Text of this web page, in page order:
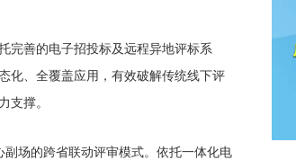
完善的电子招投标及远程异地评标系
化、全覆盖应用，有效破解传统线下评
支撑。
场的跨省联动评审模式。依托一体化电